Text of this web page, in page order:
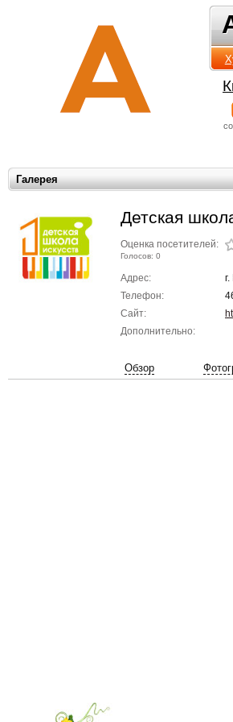
Галерея
Детская
Оценка посетителей:
Голосов: 0
Адрес:
Телефон:
Сайт:
Дополнительно:
Обзор